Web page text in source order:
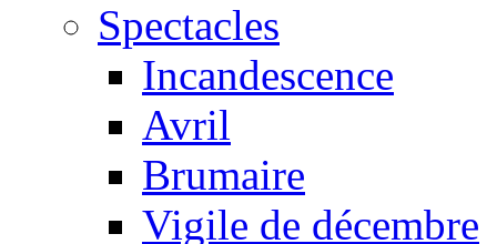
Spectacles
Incandescence
Avril
Brumaire
Vigile de décembre